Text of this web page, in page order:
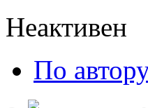
Неактивен
По